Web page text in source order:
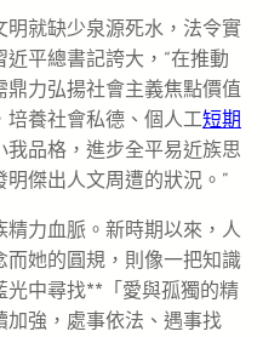
明就缺少泉源死水，法令實
平總書記誇大，“在推動
力弘揚社會主義焦點價值
培養社會私德、個人工短期
品格，進步全平易近族思
傑出人文周遭的狀況。”
精力血脈。新時期以來，人
她的圓規，則像一把知識
光中尋找**「愛與孤獨的精
強，處事依法、遇事找